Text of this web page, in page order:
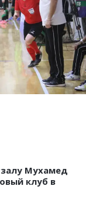
Мухамед
клуб в